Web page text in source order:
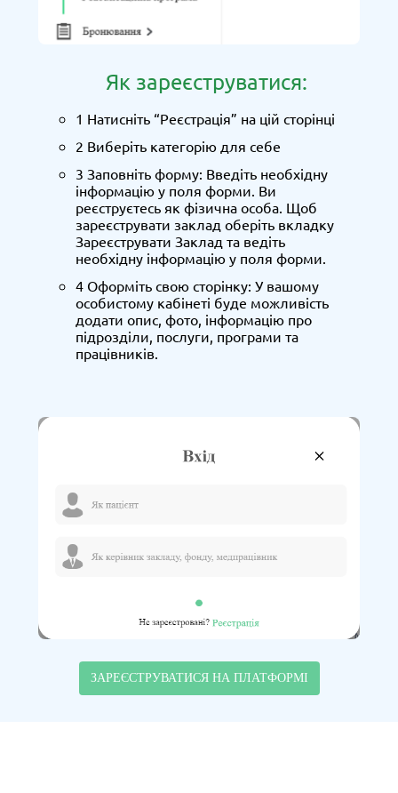
Як зареєструватися:
1 Натисніть “Реєстрація” на цій сторінці
2 Виберіть категорію для себе
3 Заповніть форму: Введіть необхідну
інформацію у поля форми. Ви
реєструєтесь як фізична особа. Щоб
зареєструвати заклад оберіть вкладку
Зареєструвати Заклад та ведіть
необхідну інформацію у поля форми.
4 Оформіть свою сторінку: У вашому
особистому кабінеті буде можливість
додати опис, фото, інформацію про
підрозділи, послуги, програми та
працівників.
ЗАРЕЄСТРУВАТИСЯ НА ПЛАТФОРМІ